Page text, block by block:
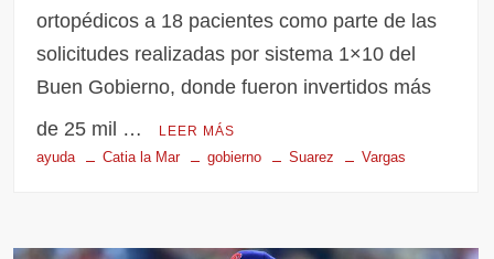
ortopédicos a 18 pacientes como parte de las
solicitudes realizadas por sistema 1×10 del
Buen Gobierno, donde fueron invertidos más
de 25 mil …
LEER MÁS
ayuda Catia la Mar gobierno Suarez Vargas